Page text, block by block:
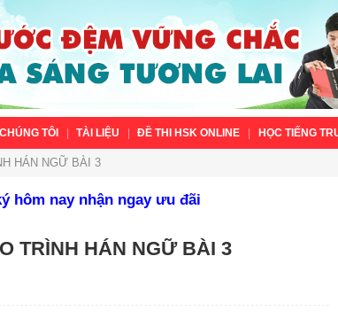
TÔI TÀI LIỆU ĐỀ THI HSK ONLINE HỌC TIẾNG
HÁN NGỮ BÀI 3
hôm nay nhận ngay ưu đãi
TRÌNH HÁN NGỮ BÀI 3